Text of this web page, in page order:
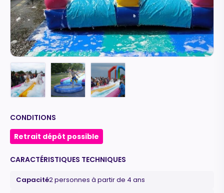
CONDITIONS
Retrait dépôt possible
CARACTÉRISTIQUES TECHNIQUES
Capacité2 personnes à partir de 4 ans